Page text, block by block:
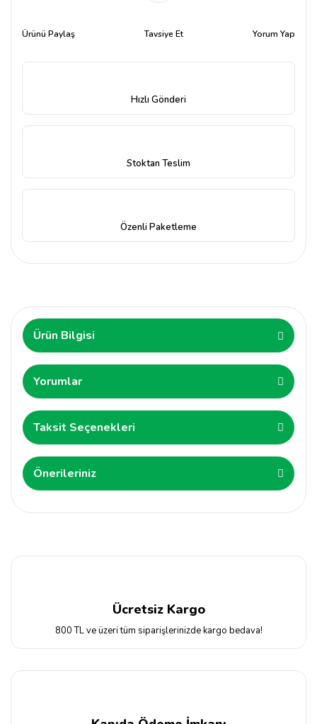
Ürünü Paylaş Tavsiye Et Yorum Yap
Hızlı Gönderi
Stoktan Teslim
Özenli Paketleme
Ürün Bilgisi
Yorumlar
Taksit Seçenekleri
Önerileriniz
Ücretsiz Kargo
800 TL ve üzeri tüm siparişlerinizde kargo bedava!